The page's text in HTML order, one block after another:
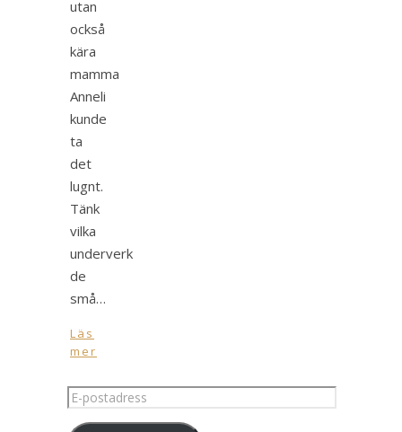
utan
också
kära
mamma
Anneli
kunde
ta
det
lugnt.
Tänk
vilka
underverk
de
små…
Läs
mer
E-
postadress